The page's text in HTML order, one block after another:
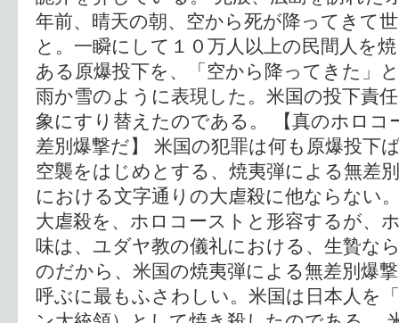
年前、晴天の朝、空から死が降ってきて
と。一瞬にして１０万人以上の民間人を
ある原爆投下を、「空から降ってきた」
雨か雪のように表現した。米国の投下責
象にすり替えたのである。 【真のホロコ
差別爆撃だ】 米国の犯罪は何も原爆投下
空襲をはじめとする、焼夷弾による無差
における文字通りの大虐殺に他ならない
大虐殺を、ホロコーストと形容するが、
味は、ユダヤ教の儀礼における、生贄な
のだから、米国の焼夷弾による無差別爆
呼ぶに最もふさわしい。米国は日本人を